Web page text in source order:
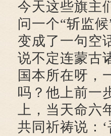
今天这些旗主
问一个“斩监
变成了一句空
说不定连蒙古
国本所在呀，
吗？他上前一
上，当天命六
共同祈祷说：